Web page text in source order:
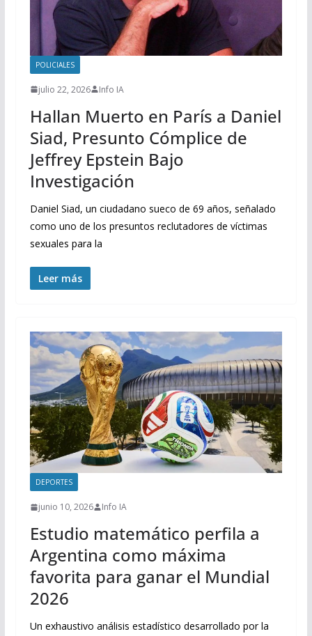
POLICIALES
julio 22, 2026 Info IA
Hallan Muerto en París a Daniel
Siad, Presunto Cómplice de
Jeffrey Epstein Bajo
Investigación
Daniel Siad, un ciudadano sueco de 69 años, señalado
como uno de los presuntos reclutadores de víctimas
sexuales para la
Leer más
DEPORTES
junio 10, 2026 Info IA
Estudio matemático perfila a
Argentina como máxima
favorita para ganar el Mundial
2026
Un exhaustivo análisis estadístico desarrollado por la